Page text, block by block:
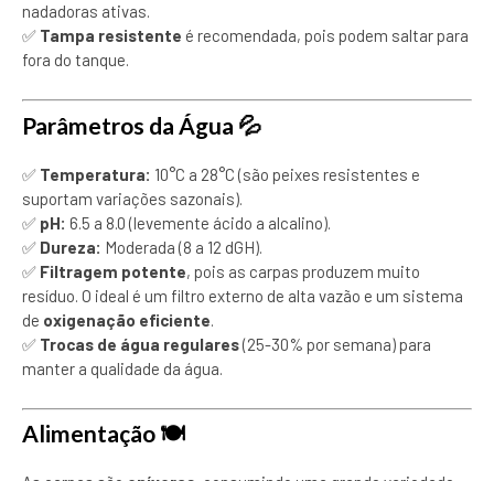
nadadoras ativas.
✅ Tampa resistente é recomendada, pois podem saltar para
fora do tanque.
Parâmetros da Água 💦
✅ Temperatura: 10°C a 28°C (são peixes resistentes e
suportam variações sazonais).
✅ pH: 6.5 a 8.0 (levemente ácido a alcalino).
✅ Dureza: Moderada (8 a 12 dGH).
✅ Filtragem potente, pois as carpas produzem muito
resíduo. O ideal é um filtro externo de alta vazão e um sistema
de oxigenação eficiente.
✅ Trocas de água regulares(25-30% por semana) para
manter a qualidade da água.
Alimentação 🍽️